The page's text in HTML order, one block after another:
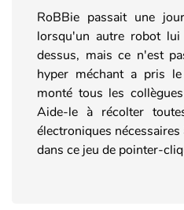
RoBBie passait une
lorsqu'un autre robot
dessus, mais ce n'est
hyper méchant a pris
monté tous les
Aide-le à récolter
électroniques
dans ce jeu de pointer-